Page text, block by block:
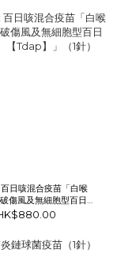
日咳混合疫苗「白喉
破傷風及無細胞型百日咳
【Tdap】」（1針）